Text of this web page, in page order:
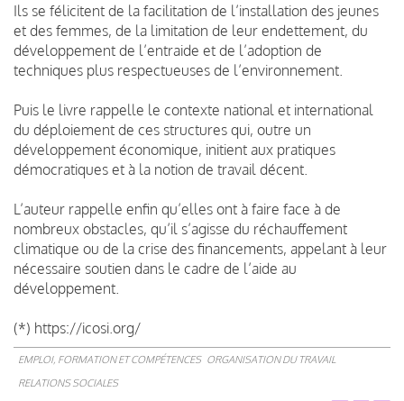
Ils se félicitent de la facilitation de l’installation des jeunes
et des femmes, de la limitation de leur endettement, du
développement de l’entraide et de l’adoption de
techniques plus respectueuses de l’environnement.
Puis le livre rappelle le contexte national et international
du déploiement de ces structures qui, outre un
développement économique, initient aux pratiques
démocratiques et à la notion de travail décent.
L’auteur rappelle enfin qu’elles ont à faire face à de
nombreux obstacles, qu’il s’agisse du réchauffement
climatique ou de la crise des financements, appelant à leur
nécessaire soutien dans le cadre de l’aide au
développement.
(*) https://icosi.org/
EMPLOI, FORMATION ET COMPÉTENCES ORGANISATION DU TRAVAIL
RELATIONS SOCIALES